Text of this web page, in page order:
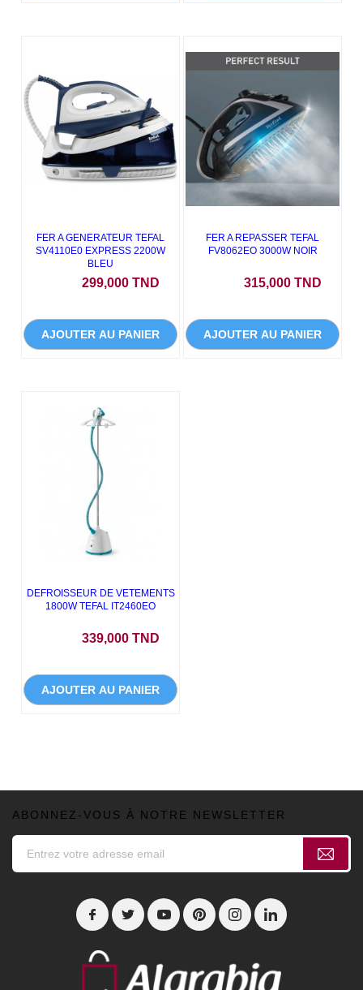
FER A GENERATEUR TEFAL
SV4110E0 EXPRESS 2200W
BLEU
299,000 TND
AJOUTER AU PANIER
FER A REPASSER TEFAL
FV8062EO 3000W NOIR
315,000 TND
AJOUTER AU PANIER
DEFROISSEUR DE VETEMENTS
1800W TEFAL IT2460EO
339,000 TND
AJOUTER AU PANIER
ABONNEZ-VOUS À NOTRE NEWSLETTER